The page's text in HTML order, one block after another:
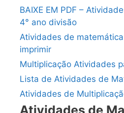
BAIXE EM PDF –
4° ano divisão
Atividades de
imprimir
Multiplicação Atividades
Lista de Atividades de
Atividades de